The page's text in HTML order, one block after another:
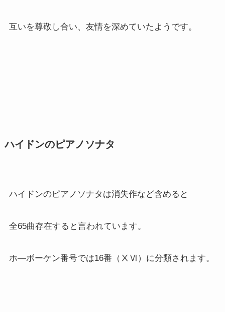
互いを尊敬し合い、友情を深めていたようです。
ハイドンのピアノソナタ
ハイドンのピアノソナタは消失作など含めると
全65曲存在すると言われています。
ホ―ボーケン番号では16番（ⅩⅥ）に分類されます。